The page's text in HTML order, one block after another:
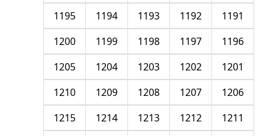
1191
1192
1193
1194
1195
1196
1197
1198
1199
1200
1201
1202
1203
1204
1205
1206
1207
1208
1209
1210
1211
1212
1213
1214
1215